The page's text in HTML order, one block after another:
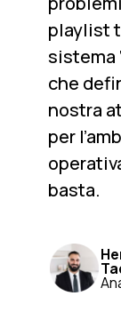
playlist
sistema
che
nostra
per
basta.